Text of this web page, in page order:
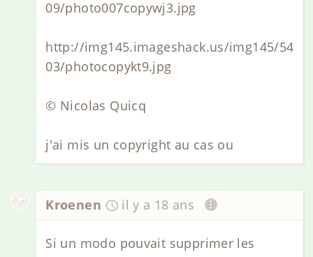
09/photo007copywj3.jpg
http://img145.imageshack.us/img145/54
03/photocopykt9.jpg
© Nicolas Quicq
j'ai mis un copyright au cas ou
Kroenen il y a 18 ans
Si un modo pouvait supprimer les